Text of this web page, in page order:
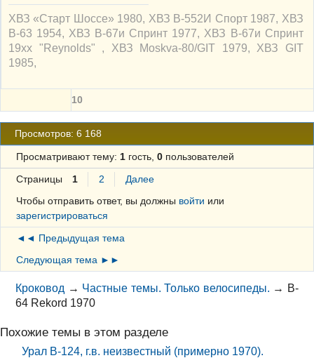
ХВЗ «Старт Шоссе» 1980, ХВЗ В-552И Спорт 1987, ХВЗ
В-63 1954, ХВЗ В-67и Спринт 1977, ХВЗ В-67и Спринт
19xx "Reynolds" , ХВЗ Moskva-80/GIT 1979, ХВЗ GIT
1985,
10
Просмотров: 6 168
Просматривают тему: 1гость, 0пользователей
Страницы 1 2
Далее
Чтобы отправить ответ, вы должны войти или
зарегистрироваться
◄◄ Предыдущая тема
Следующая тема ►►
Кроковод → Частные темы. Только велосипеды. → B-
64 Rekord 1970
Похожие темы в этом разделе
Урал В-124, г.в. неизвестный (примерно 1970).